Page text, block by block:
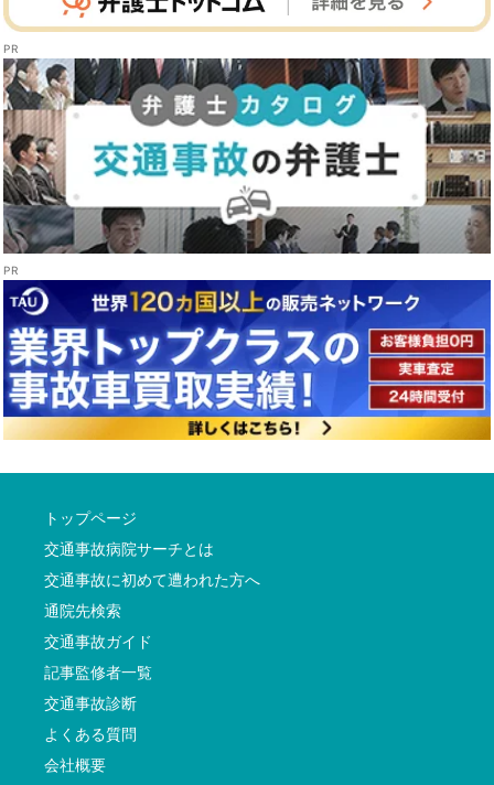
トップページ
交通事故病院サーチとは
交通事故に初めて遭われた方へ
通院先検索
交通事故ガイド
記事監修者一覧
交通事故診断
よくある質問
会社概要